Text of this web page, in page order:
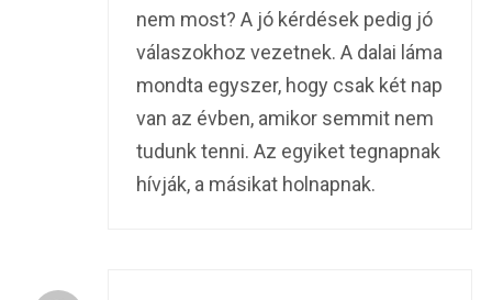
nem most? A jó kérdések pedig jó
válaszokhoz vezetnek. A dalai láma
mondta egyszer, hogy csak két nap
van az évben, amikor semmit nem
tudunk tenni. Az egyiket tegnapnak
hívják, a másikat holnapnak.